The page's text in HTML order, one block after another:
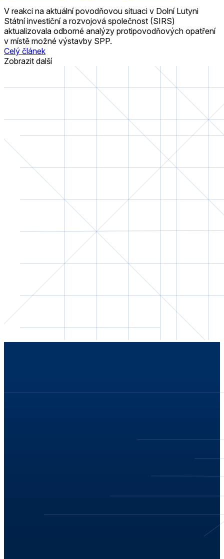
V reakci na aktuální povodňovou situaci v Dolní Lutyni
Státní investiční a rozvojová společnost (SIRS)
aktualizovala odborné analýzy protipovodňových opatření
v místě možné výstavby SPP.
Celý článek
Zobrazit další